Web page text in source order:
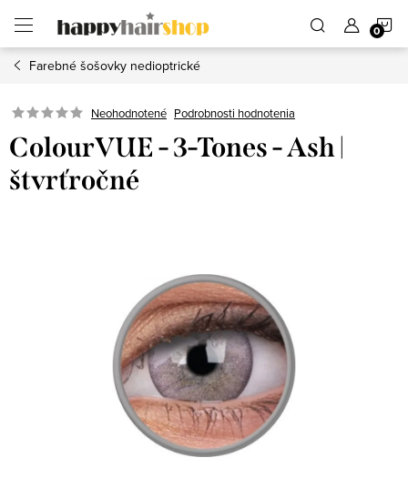
obsah
Farebné šošovky nedioptrické
Neohodnotené Podrobnosti hodnotenia
ColourVUE - 3-Tones - Ash |
štvrťročné